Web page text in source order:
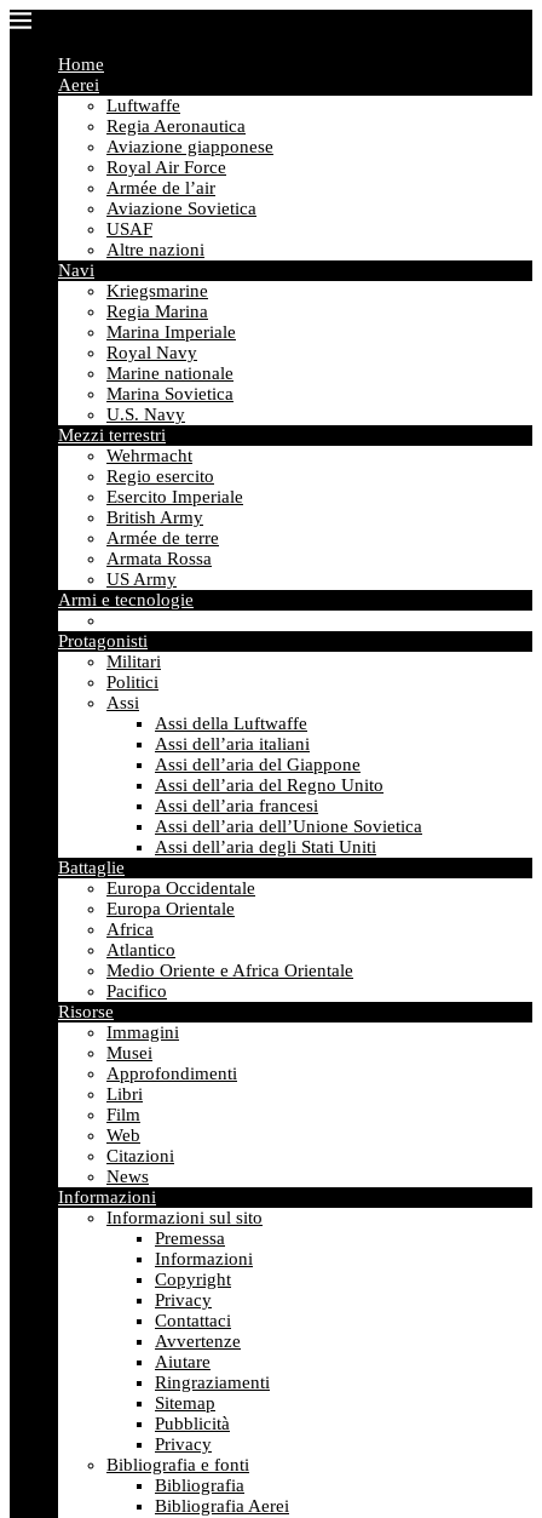
Home
Aerei
Luftwaffe
Regia Aeronautica
Aviazione giapponese
Royal Air Force
Armée de l’air
Aviazione Sovietica
USAF
Altre nazioni
Navi
Kriegsmarine
Regia Marina
Marina Imperiale
Royal Navy
Marine nationale
Marina Sovietica
U.S. Navy
Mezzi terrestri
Wehrmacht
Regio esercito
Esercito Imperiale
British Army
Armée de terre
Armata Rossa
US Army
Armi e tecnologie
Protagonisti
Militari
Politici
Assi
Assi della Luftwaffe
Assi dell’aria italiani
Assi dell’aria del Giappone
Assi dell’aria del Regno Unito
Assi dell’aria francesi
Assi dell’aria dell’Unione Sovietica
Assi dell’aria degli Stati Uniti
Battaglie
Europa Occidentale
Europa Orientale
Africa
Atlantico
Medio Oriente e Africa Orientale
Pacifico
Risorse
Immagini
Musei
Approfondimenti
Libri
Film
Web
Citazioni
News
Informazioni
Informazioni sul sito
Premessa
Informazioni
Copyright
Privacy
Contattaci
Avvertenze
Aiutare
Ringraziamenti
Sitemap
Pubblicità
Privacy
Bibliografia e fonti
Bibliografia
Bibliografia Aerei